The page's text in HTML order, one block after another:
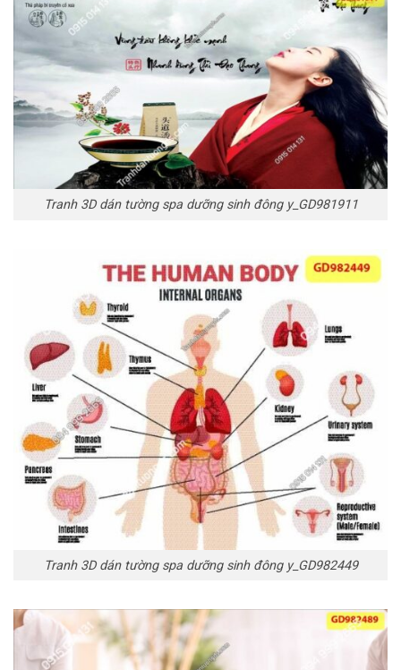
Tranh 3D dán tường spa dưỡng sinh đông y_GD981911
Tranh 3D dán tường spa dưỡng sinh đông y_GD982449